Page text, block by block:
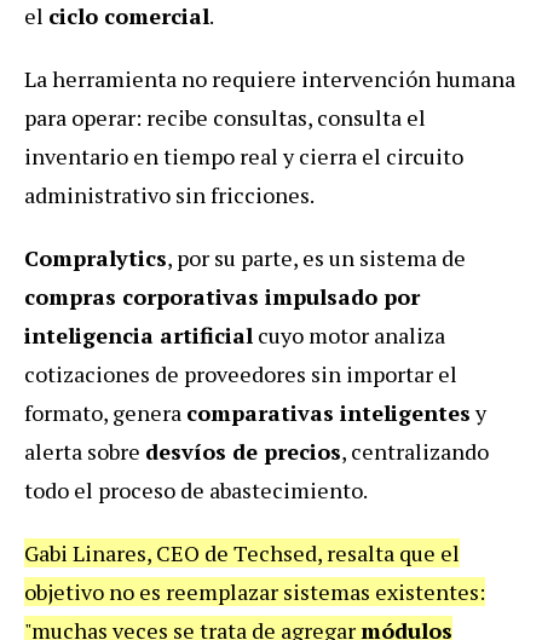
el ciclo comercial.
La herramienta no requiere intervención humana
para operar: recibe consultas, consulta el
inventario en tiempo real y cierra el circuito
administrativo sin fricciones.
Compralytics, por su parte, es un sistema de
compras corporativas impulsado por
inteligencia artificial cuyo motor analiza
cotizaciones de proveedores sin importar el
formato, genera comparativas inteligentesy
alerta sobre desvíos de precios, centralizando
todo el proceso de abastecimiento.
Gabi Linares, CEO de Techsed, resalta que el
objetivo no es reemplazar sistemas existentes:
"muchas veces se trata de agregarmódulos